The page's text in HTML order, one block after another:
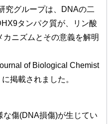
究グループは、DNAの二
タンパク質が、リン酸
ニズムとその意義を解明
of Biological Chemist
掲載されました。
傷(DNA損傷)が生じてい